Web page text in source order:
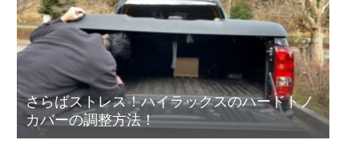
さらばストレス！ハイラックスのハードトノ
カバーの調整方法！